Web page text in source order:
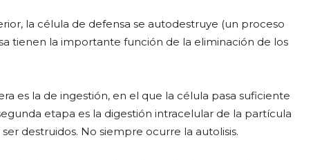
la célula de defensa se autodestruye (un proceso
tienen la importante función de la eliminación de los
es la de ingestión, en el que la célula pasa suficiente
etapa es la digestión intracelular de la partícula
destruidos. No siempre ocurre la autolisis.